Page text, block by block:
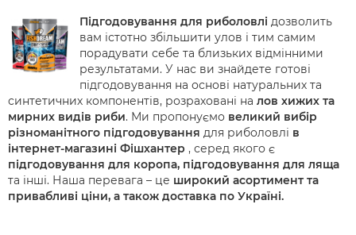
Підгодовування для риболовлі дозволить
вам істотно збільшити улов і тим самим
порадувати себе та близьких відмінними
результатами. У нас ви знайдете готові
підгодовування на основі натуральних та
синтетичних компонентів, розраховані на лов хижих та
мирних видів риби. Ми пропонуємо великий вибір
різноманітного підгодовування для риболовлі в
інтернет-магазині Фішхантер , серед якого є
підгодовування для коропа, підгодовування для ляща
та інші. Наша перевага – це широкий асортимент та
привабливі ціни, а також доставка по Україні.